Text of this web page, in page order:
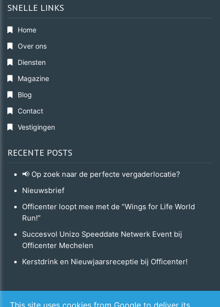
SNELLE LINKS
Home
Over ons
Diensten
Magazine
Blog
Contact
Vestigingen
RECENTE POSTS
📢 Op zoek naar de perfecte vergaderlocatie?
Nieuwsbrief
Officenter loopt mee met de “Wings for Life World
Run!”
Succesvol Unizo Speeddate Netwerk Event bij
Officenter Mechelen
Kerstdrink en Nieuwjaarsreceptie bij Officenter!
Copyright © 2026 Officenter. All Rights Reserved.